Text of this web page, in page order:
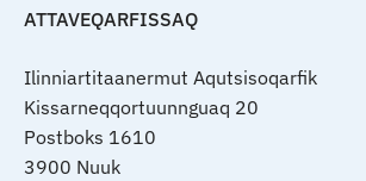
ATTAVEQARFISSAQ
Ilinniartitaanermut Aqutsisoqarfik
Kissarneqqortuunnguaq 20
Postboks 1610
3900 Nuuk